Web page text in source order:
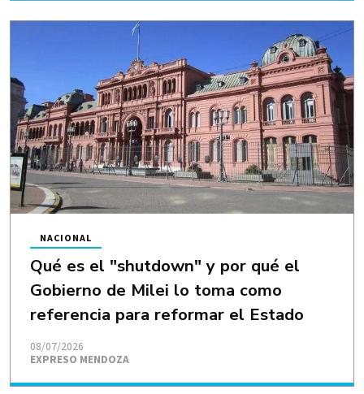
Qué es el "shutdown" y por qué el
Gobierno de Milei lo toma como
referencia para reformar el Estado
EXPRESO MENDOZA
NACIONAL
08/07/2026